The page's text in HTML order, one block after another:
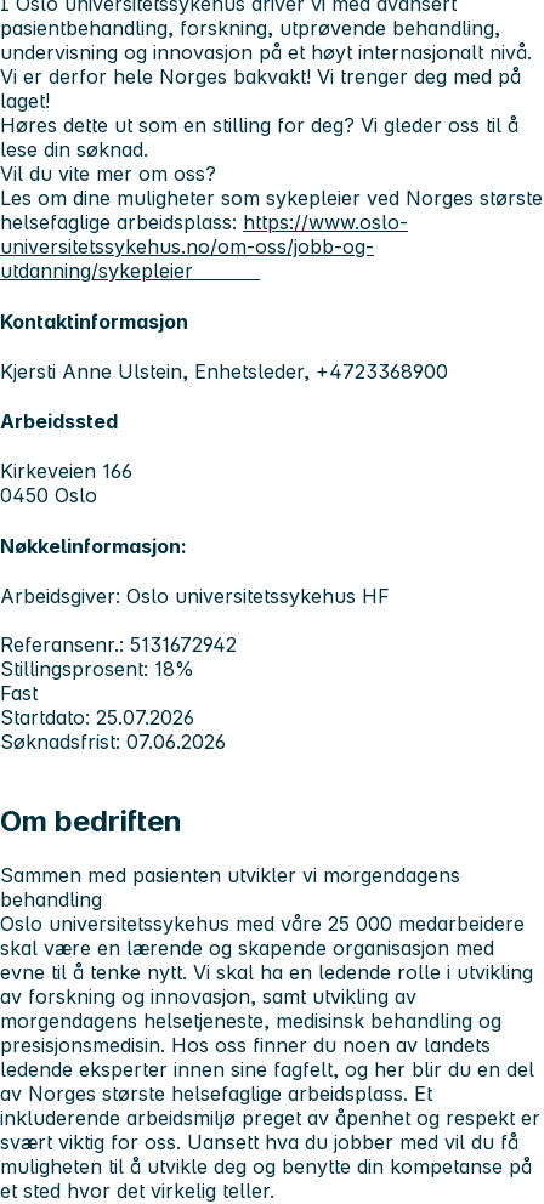
pasientbehandling, forskning, utprøvende behandling,
undervisning og innovasjon på et høyt internasjonalt nivå.
Vi er derfor hele Norges bakvakt! Vi trenger deg med på
laget!
Høres dette ut som en stilling for deg? Vi gleder oss til å
lese din søknad.
Vil du vite mer om oss?
Les om dine muligheter som sykepleier ved Norges største
helsefaglige arbeidsplass: https://www.oslo-
universitetssykehus.no/om-oss/jobb-og-
utdanning/sykepleier
Kontaktinformasjon
Kjersti Anne Ulstein, Enhetsleder, +4723368900
Arbeidssted
Kirkeveien 166
0450 Oslo
Nøkkelinformasjon:
Arbeidsgiver: Oslo universitetssykehus HF
Referansenr.: 5131672942
Stillingsprosent: 18%
Fast
Startdato: 25.07.2026
Søknadsfrist: 07.06.2026
Om bedriften
Sammen med pasienten utvikler vi morgendagens
behandling
Oslo universitetssykehus med våre 25 000 medarbeidere
skal være en lærende og skapende organisasjon med
evne til å tenke nytt. Vi skal ha en ledende rolle i utvikling
av forskning og innovasjon, samt utvikling av
morgendagens helsetjeneste, medisinsk behandling og
presisjonsmedisin. Hos oss finner du noen av landets
ledende eksperter innen sine fagfelt, og her blir du en del
av Norges største helsefaglige arbeidsplass. Et
inkluderende arbeidsmiljø preget av åpenhet og respekt er
svært viktig for oss. Uansett hva du jobber med vil du få
muligheten til å utvikle deg og benytte din kompetanse på
et sted hvor det virkelig teller.